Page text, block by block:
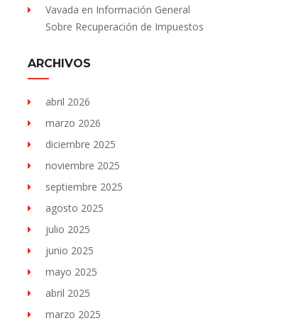
Vavada en Información General
Sobre Recuperación de Impuestos
ARCHIVOS
abril 2026
marzo 2026
diciembre 2025
noviembre 2025
septiembre 2025
agosto 2025
julio 2025
junio 2025
mayo 2025
abril 2025
marzo 2025